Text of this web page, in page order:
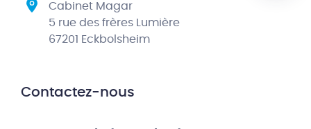
Cabinet Magar
5 rue des frères Lumière
67201 Eckbolsheim
Contactez-nous